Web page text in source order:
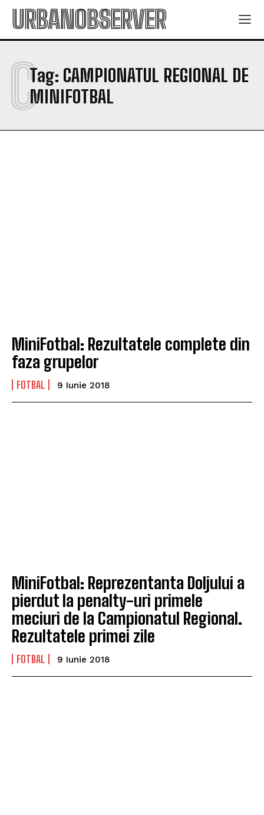
URBANOBSERVER
Tag: CAMPIONATUL REGIONAL DE
MINIFOTBAL
C
MiniFotbal: Rezultatele complete din
faza grupelor
FOTBAL 9 Iunie 2018
MiniFotbal: Reprezentanta Doljului a
pierdut la penalty-uri primele
meciuri de la Campionatul Regional.
Rezultatele primei zile
FOTBAL 9 Iunie 2018